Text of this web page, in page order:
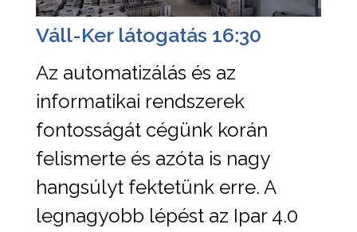
Váll-Ker látogatás 16:30
Az automatizálás és az
informatikai rendszerek
fontosságát cégünk korán
felismerte és azóta is nagy
hangsúlyt fektetünk erre. A
legnagyobb lépést az Ipar 4.0